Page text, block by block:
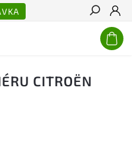
Hledat
CITROËN